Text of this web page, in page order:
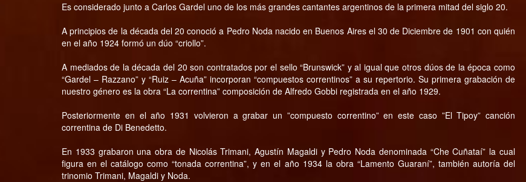
Es considerado junto a Carlos Gardel uno de los más grandes cantantes argentinos de la primera mitad del siglo 20.
A principios de la década del 20 conoció a Pedro Noda nacido en Buenos Aires el 30 de Diciembre de 1901 con quién
en el año 1924 formó un dúo “criollo”.
A mediados de la década del 20 son contratados por el sello “Brunswick” y al igual que otros dúos de la época como
“Gardel – Razzano” y “Ruiz – Acuña” incorporan “compuestos correntinos” a su repertorio. Su primera grabación de
nuestro género es la obra “La correntina” composición de Alfredo Gobbi registrada en el año 1929.
Posteriormente en el año 1931 volvieron a grabar un ”compuesto correntino” en este caso ”El Tipoy” canción
correntina de Di Benedetto.
En 1933 grabaron una obra de Nicolás Trimani, Agustín Magaldi y Pedro Noda denominada “Che Cuñataí” la cual
figura en el catálogo como “tonada correntina”, y en el año 1934 la obra “Lamento Guaraní”, también autoría del
trinomio Trimani, Magaldi y Noda.